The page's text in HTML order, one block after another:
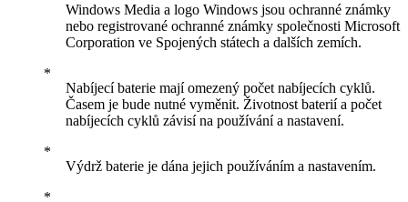
Windows Media a logo Windows jsou ochranné známky
nebo registrované ochranné známky společnosti Microsoft
Corporation ve Spojených státech a dalších zemích.
Nabíjecí baterie mají omezený počet nabíjecích cyklů.
Časem je bude nutné vyměnit. Životnost baterií a počet
nabíjecích cyklů závisí na používání a nastavení.
Výdrž baterie je dána jejich používáním a nastavením.